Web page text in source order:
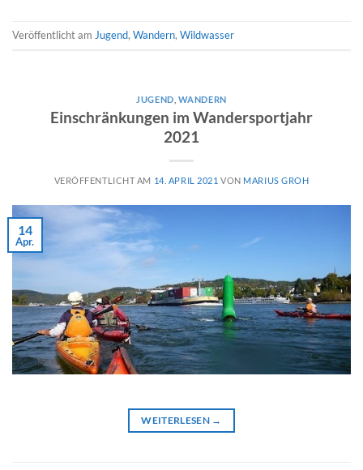
Veröffentlicht am Jugend, Wandern, Wildwasser
JUGEND WANDERN
Einschränkungen im Wandersportjahr
2021
VERÖFFENTLICHT AM 14. APRIL 2021 VON MARIUS GROH
14
Apr.
WEITERLESEN →